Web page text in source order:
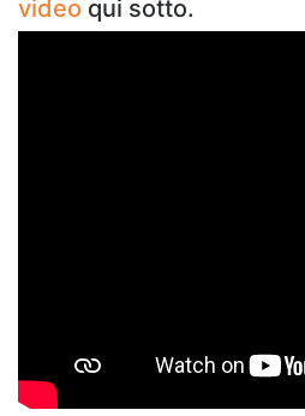
video qui sotto.